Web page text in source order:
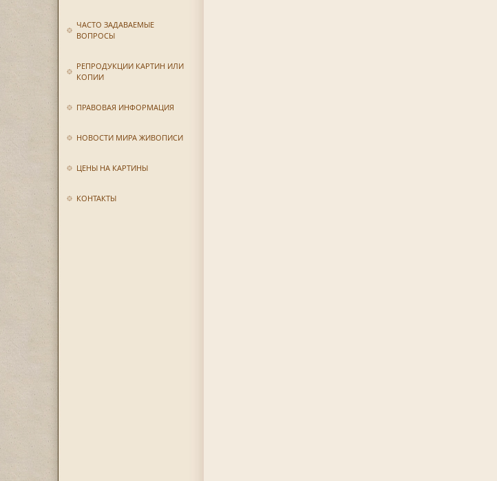
ЧАСТО ЗАДАВАЕМЫЕ
ВОПРОСЫ
РЕПРОДУКЦИИ КАРТИН ИЛИ
КОПИИ
ПРАВОВАЯ ИНФОРМАЦИЯ
НОВОСТИ МИРА ЖИВОПИСИ
ЦЕНЫ НА КАРТИНЫ
КОНТАКТЫ